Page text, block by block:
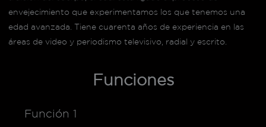
envejecimiento que experimentamos los que tenemos una
edad avanzada. Tiene cuarenta años de experiencia en las
áreas de video y periodismo televisivo, radial y escrito.
Funciones
Función 1